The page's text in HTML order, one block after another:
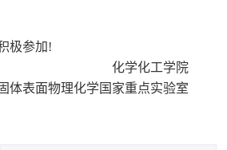
极参加!
化学化工学院
固体表面物理化学国家重点实验室